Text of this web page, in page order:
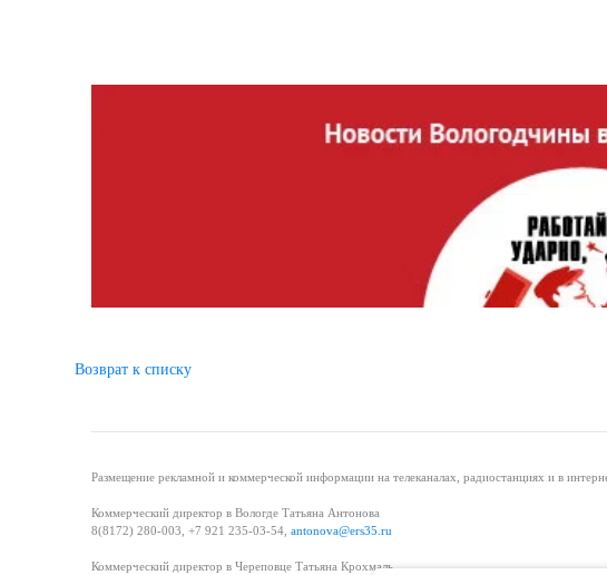
Возврат к списку
Размещение рекламной и коммерческой информации на телеканалах, радиостанциях и в
Коммерческий директор в Вологде Татьяна Антонова
8(8172) 280-003, +7 921 235-03-54, antonova@ers35.ru
Коммерческий директор в Череповце Татьяна Крохмаль